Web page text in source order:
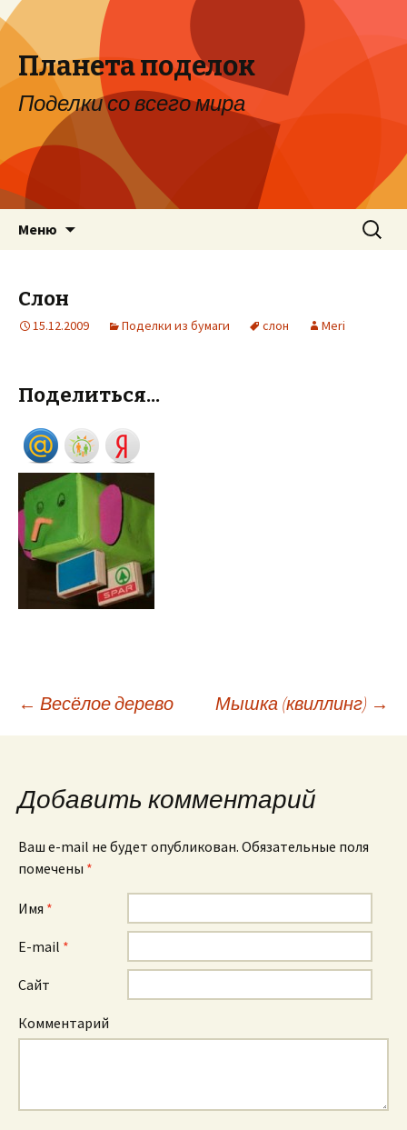
Планета поделок
Поделки со всего мира
Меню Найти:
Слон
15.12.2009 Поделки из бумаги слон Meri
Поделиться...
Навигация по
записям
← Весёлое дерево Мышка (квиллинг) →
Добавить комментарий
Ваш e-mail не будет опубликован. Обязательные поля
помечены *
Имя *
E-mail *
Сайт
Комментарий